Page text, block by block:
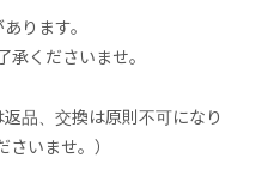
ります。
くださいませ。
品、交換は原則不可になり
いませ。）